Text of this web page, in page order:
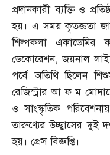
প্রদানকারী ব্যক্তি ও
হয়। এ সময় কৃতজ্ঞতা
শিল্পকলা একাডেমির
ডেকোরেশন,জয়নাল
পর্বে অতিথি ছিলেন
রেজিস্ট্রার আ ফ ম
ও সাংস্কৃতিক
তারুণ্যের উচ্ছ্বাসের
হয়। প্রেস বিজ্ঞপ্তি।